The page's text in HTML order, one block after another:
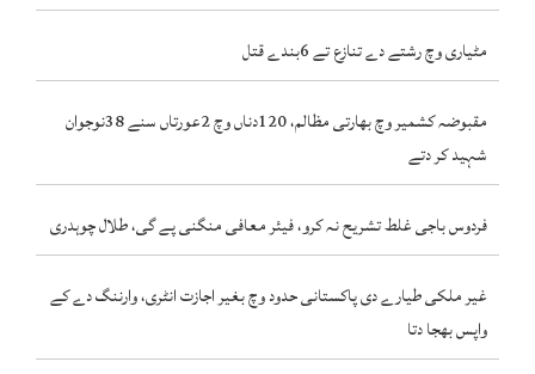
مٹیاری وچ رشتے دے تنازع تے 6بندے قتل
مقبوضہ کشمیر وچ بھارتی مظالم، 120دناں وچ 2عورتاں سنے 38نوجوان
شہید کر دتے
فردوس باجی غلط تشریح نہ کرو، فیئر معافی منگنی پے گی، طلال چوہدری
غیر ملکی طیارے دی پاکستانی حدود وچ بغیر اجازت انٹری، وارننگ دے کے
واپس بھجا دتا